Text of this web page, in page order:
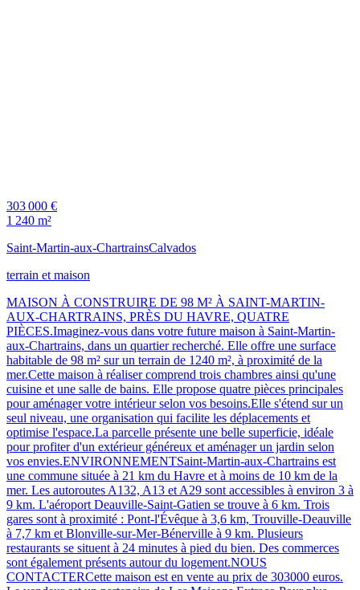
303 000 €
1 240 m²
Saint-Martin-aux-ChartrainsCalvados
terrain et maison
MAISON À CONSTRUIRE DE 98 M² À SAINT-MARTIN-
AUX-CHARTRAINS, PRÈS DU HAVRE, QUATRE
PIÈCES.Imaginez-vous dans votre future maison à Saint-Martin-
aux-Chartrains, dans un quartier recherché. Elle offre une surface
habitable de 98 m² sur un terrain de 1240 m², à proximité de la
mer.Cette maison à réaliser comprend trois chambres ainsi qu'une
cuisine et une salle de bains. Elle propose quatre pièces principales
pour aménager votre intérieur selon vos besoins.Elle s'étend sur un
seul niveau, une organisation qui facilite les déplacements et
optimise l'espace.La parcelle présente une belle superficie, idéale
pour profiter d'un extérieur généreux et aménager un jardin selon
vos envies.ENVIRONNEMENTSaint-Martin-aux-Chartrains est
une commune située à 21 km du Havre et à moins de 10 km de la
mer. Les autoroutes A132, A13 et A29 sont accessibles à environ 3 à
9 km. L'aéroport Deauville-Saint-Gatien se trouve à 6 km. Trois
gares sont à proximité : Pont-l'Évêque à 3,6 km, Trouville-Deauville
à 7,7 km et Blonville-sur-Mer-Bénerville à 9 km. Plusieurs
restaurants se situent à 24 minutes à pied du bien. Des commerces
sont également présents autour du logement.NOUS
CONTACTERCette maison est en vente au prix de 303000 euros.